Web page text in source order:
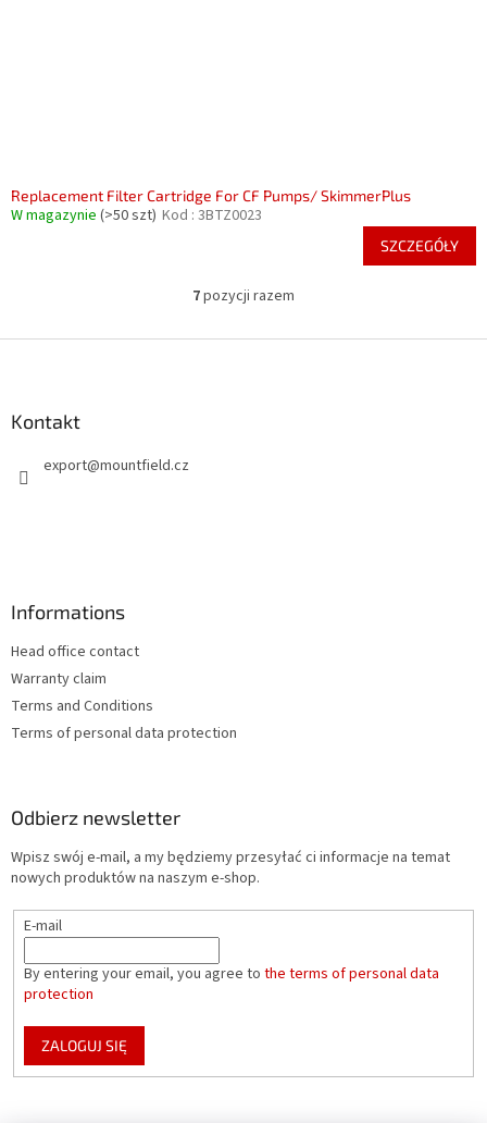
Replacement Filter Cartridge For CF Pumps/ SkimmerPlus
W magazynie (>50 szt) Kod : 3BTZ0023
SZCZEGÓŁY
K
n
7pozycji razem
Kontakt
export@mountfield.cz
Informations
Head office contact
Warranty claim
Terms and Conditions
Terms of personal data protection
Odbierz newsletter
Wpisz swój e-mail, a my będziemy przesyłać ci informacje na temat
nowych produktów na naszym e-shop.
E-mail
By entering your email, you agree to the terms of personal data
protection
ZALOGUJ SIĘ